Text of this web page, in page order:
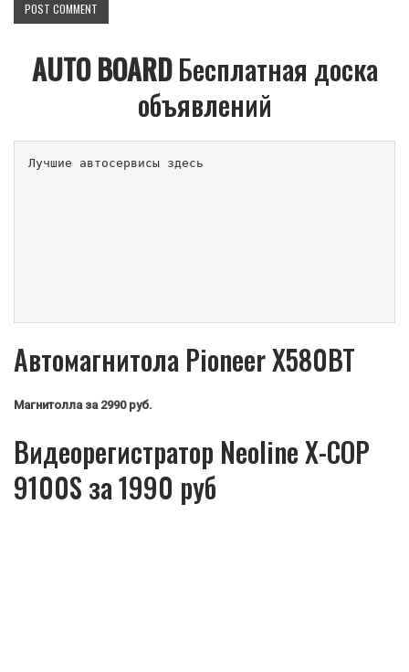
AUTO BOARDБесплатная доска
объявлений
Лучшие автосервисы здесь
Автомагнитола Pioneer X580BT
Магнитолла за 2990 руб.
Видеорегистратор Neoline X-COP
9100S за 1990 руб